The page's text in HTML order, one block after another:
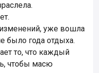
уже вошла
было года отдыха.
то, что каждый
чтобы масю